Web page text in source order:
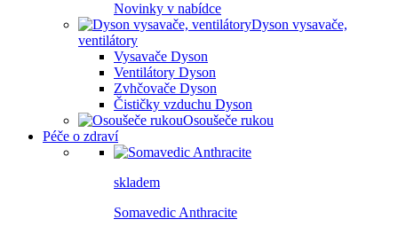
Novinky v nabídce
Dyson vysavače,
ventilátory
Vysavače Dyson
Ventilátory Dyson
Zvhčovače Dyson
Čističky vzduchu Dyson
Osoušeče rukou
Péče o zdraví
skladem
Somavedic Anthracite